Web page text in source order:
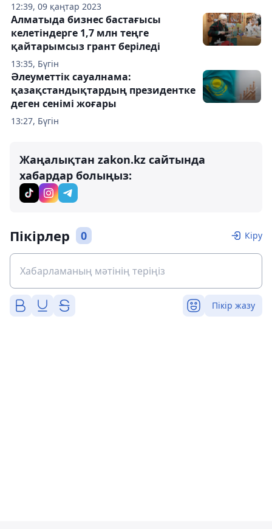
12:39, 09 қаңтар 2023
13:35, Бүгін
Алматыда бизнес бастағысы
келетіндерге 1,7 млн теңге
қайтарымсыз грант беріледі
13:27, Бүгін
Әлеуметтік сауалнама:
қазақстандықтардың президентке
деген сенімі жоғары
Жаңалықтан zakon.kz сайтында
хабардар болыңыз:
Пікірлер 0 Кіру
Пікір жазу